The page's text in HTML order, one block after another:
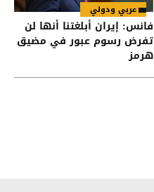
عربي ودولي
فانس: إيران أبلغتنا أنها لن
تفرض رسوم عبور في مضيق
هرمز